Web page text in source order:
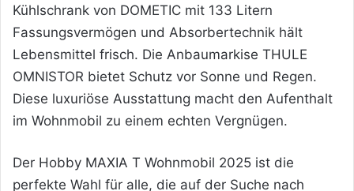
Kühlschrank von DOMETIC mit 133 Litern
Fassungsvermögen und Absorbertechnik hält
Lebensmittel frisch. Die Anbaumarkise THULE
OMNISTOR bietet Schutz vor Sonne und Regen.
Diese luxuriöse Ausstattung macht den Aufenthalt
im Wohnmobil zu einem echten Vergnügen.
Der Hobby MAXIA T Wohnmobil 2025 ist die
perfekte Wahl für alle, die auf der Suche nach